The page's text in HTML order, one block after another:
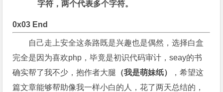
字符，两个代表多个字符。
0x03 End
自己走上安全这条路既是兴趣也是偶然，选择白盒
完全是因为喜欢php，毕竟是初识代码审计，seay的书
确实帮了我不少，抱作者大腿 （我是萌妹纸）
，希望这
篇文章能够帮助像我一样小白的人，花了两天总结的，